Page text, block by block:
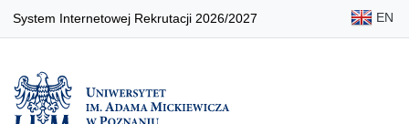
System Internetowej Rekrutacji 2026/2027 EN